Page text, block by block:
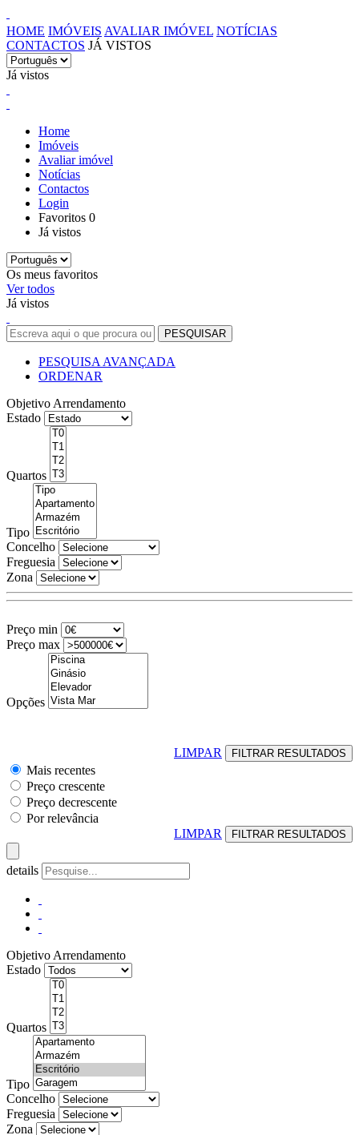
HOME IMÓVEIS AVALIAR IMÓVEL NOTÍCIAS
CONTACTOS JÁ VISTOS
Já vistos
Home
Imóveis
Avaliar imóvel
Notícias
Contactos
Login
Favoritos 0
Já vistos
Os meus favoritos
Ver todos
Já vistos
PESQUISA AVANÇADA
ORDENAR
Objetivo Arrendamento
Estado
Quartos
Tipo
Concelho
Freguesia
Zona
Preço min
Preço max
Opções
LIMPAR
Mais recentes
Preço crescente
Preço decrescente
Por relevância
LIMPAR
details
Objetivo Arrendamento
Estado
Quartos
Tipo
Concelho
Freguesia
Zona